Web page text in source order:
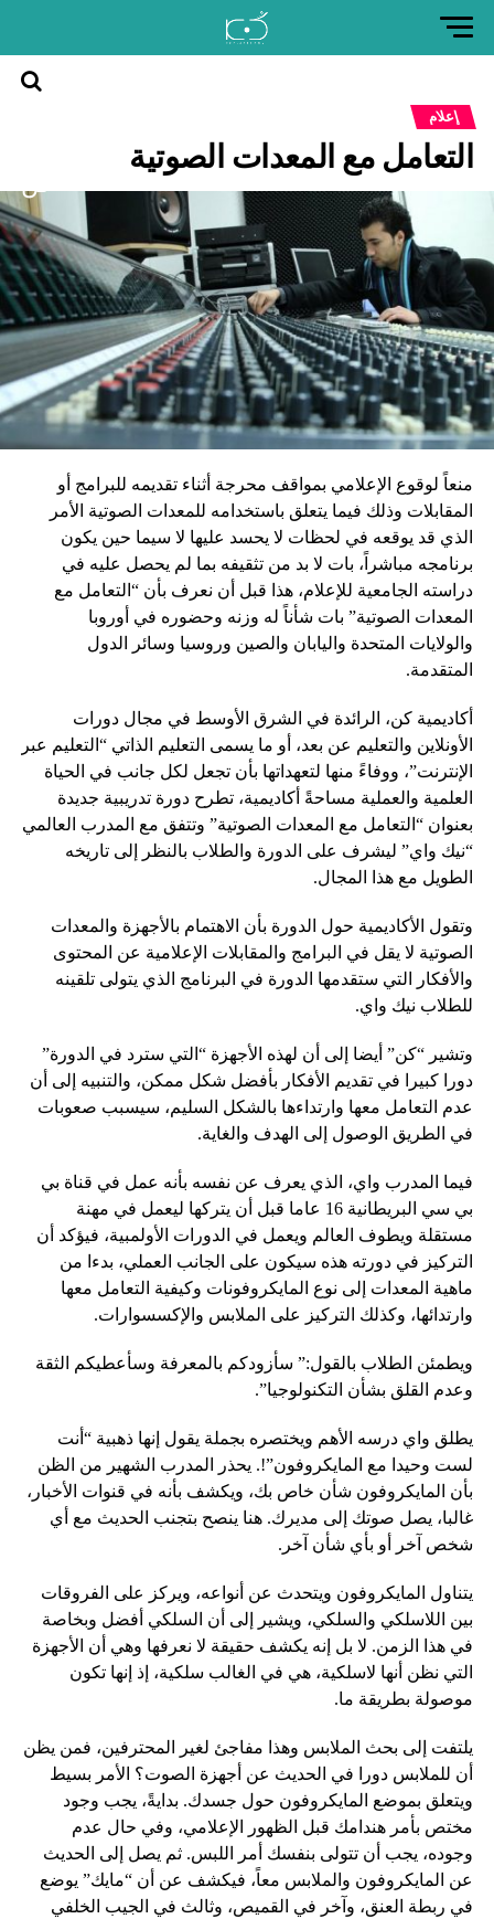
كن
إعلام
التعامل مع المعدات الصوتية‎
منعاً لوقوع الإعلامي بمواقف محرجة أثناء تقديمه للبرامج أو
المقابلات وذلك فيما يتعلق باستخدامه للمعدات الصوتية الأمر
الذي قد يوقعه في لحظات لا يحسد عليها لا سيما حين يكون
برنامجه مباشراً، بات لا بد من تثقيفه بما لم يحصل عليه في
دراسته الجامعية للإعلام، هذا قبل أن نعرف بأن “التعامل مع
المعدات الصوتية” بات شأناً له وزنه وحضوره في أوروبا
والولايات المتحدة واليابان والصين وروسيا وسائر الدول
المتقدمة.
أكاديمية كن، الرائدة في الشرق الأوسط في مجال دورات
الأونلاين والتعليم عن بعد، أو ما يسمى التعليم الذاتي “التعليم عبر
الإنترنت”، ووفاءً منها لتعهداتها بأن تجعل لكل جانب في الحياة
العلمية والعملية مساحةً أكاديمية، تطرح دورة تدريبية جديدة
بعنوان “التعامل مع المعدات الصوتية” وتتفق مع المدرب العالمي
“نيك واي” ليشرف على الدورة والطلاب بالنظر إلى تاريخه
الطويل مع هذا المجال.
وتقول الأكاديمية حول الدورة بأن الاهتمام بالأجهزة والمعدات
الصوتية لا يقل في البرامج والمقابلات الإعلامية عن المحتوى
والأفكار التي ستقدمها الدورة في البرنامج الذي يتولى تلقينه
للطلاب نيك واي.
وتشير “كن” أيضا إلى أن لهذه الأجهزة “التي سترد في الدورة”
دورا كبيرا في تقديم الأفكار بأفضل شكل ممكن، والتنبيه إلى أن
عدم التعامل معها وارتداءها بالشكل السليم، سيسبب صعوبات
في الطريق الوصول إلى الهدف والغاية.
فيما المدرب واي، الذي يعرف عن نفسه بأنه عمل في قناة بي
بي سي البريطانية 16 عاما قبل أن يتركها ليعمل في مهنة
مستقلة ويطوف العالم ويعمل في الدورات الأولمبية، فيؤكد أن
التركيز في دورته هذه سيكون على الجانب العملي، بدءا من
ماهية المعدات إلى نوع المايكروفونات وكيفية التعامل معها
وارتدائها، وكذلك التركيز على الملابس والإكسسوارات.
ويطمئن الطلاب بالقول:” سأزودكم بالمعرفة وسأعطيكم الثقة
وعدم القلق بشأن التكنولوجيا”.
يطلق واي درسه الأهم ويختصره بجملة يقول إنها ذهبية “أنت
لست وحيدا مع المايكروفون”!. يحذر المدرب الشهير من الظن
بأن المايكروفون شأن خاص بك، ويكشف بأنه في قنوات الأخبار،
غالبا، يصل صوتك إلى مديرك. هنا ينصح بتجنب الحديث مع أي
شخص آخر أو بأي شأن آخر.
يتناول المايكروفون ويتحدث عن أنواعه، ويركز على الفروقات
بين اللاسلكي والسلكي، ويشير إلى أن السلكي أفضل وبخاصة
في هذا الزمن. لا بل إنه يكشف حقيقة لا نعرفها وهي أن الأجهزة
التي نظن أنها لاسلكية، هي في الغالب سلكية، إذ إنها تكون
موصولة بطريقة ما.
يلتفت إلى بحث الملابس وهذا مفاجئ لغير المحترفين، فمن يظن
أن للملابس دورا في الحديث عن أجهزة الصوت؟ الأمر بسيط
ويتعلق بموضع المايكروفون حول جسدك. بدايةً، يجب وجود
مختص بأمر هندامك قبل الظهور الإعلامي، وفي حال عدم
وجوده، يجب أن تتولى بنفسك أمر اللبس. ثم يصل إلى الحديث
عن المايكروفون والملابس معاً، فيكشف عن أن “مايك” يوضع
في ربطة العنق، وآخر في القميص، وثالث في الجيب الخلفي